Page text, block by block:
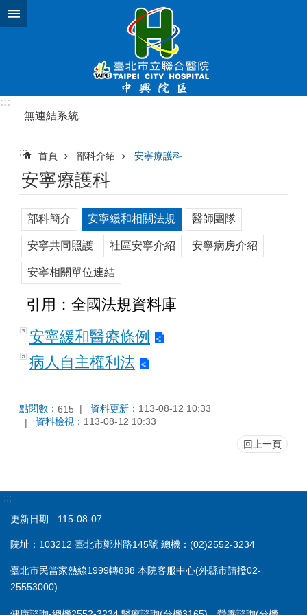
跳到主要內容區塊
:::
無連結系統
::: 首頁 部科介紹 安寧療護科
安寧療護科
部科簡介 安寧緩和相關法規 醫師團隊
安寧共同照護 社區安寧介紹 安寧病房介紹
安寧相關單位連結
引用：全國法規資料庫
安寧緩和醫療條例
病人自主權利法
點閱數： 615 資料更新： 113-08-12 10:33
資料檢視： 113-08-12 10:33
回上一頁
:::
更新日期 115-08-07
院址：103212 臺北市鄭州路145號 總機：(02)2552-3234
臺北市民當家熱線1999轉888 本院客服中心(外縣市請撥02-
25553000)